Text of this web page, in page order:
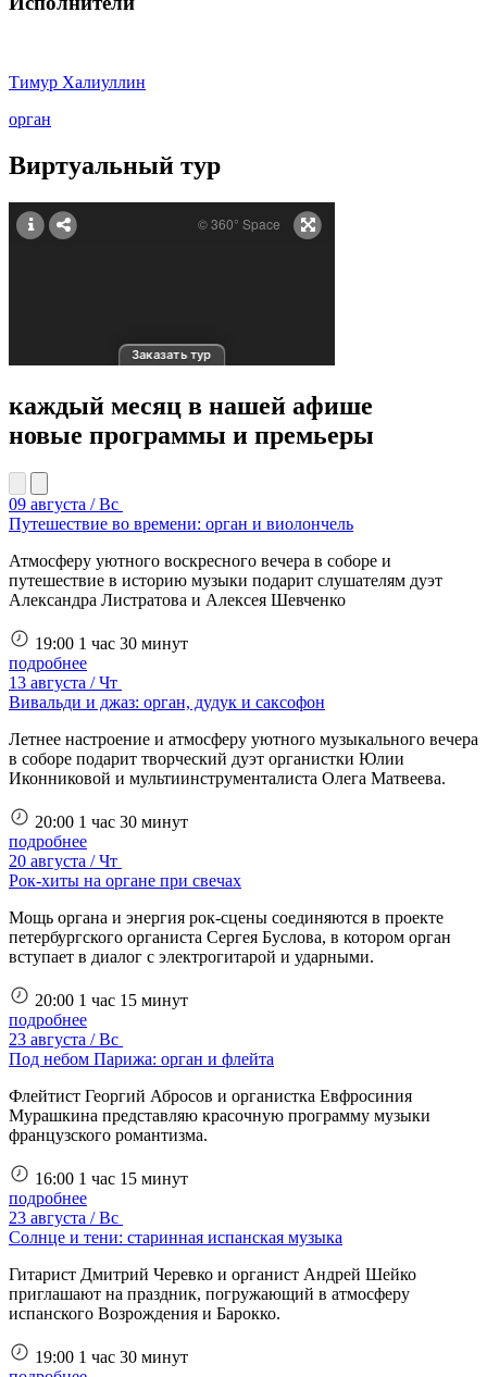
Тимур Халиуллин
орган
Виртуальный тур
каждый месяц в нашей афише
новые программы и премьеры
09 августа / Вс
Путешествие во времени: орган и виолончель
Атмосферу уютного воскресного вечера в соборе и
путешествие в историю музыки подарит слушателям дуэт
Александра Листратова и Алексея Шевченко
19:00 1 час 30 минут
подробнее
13 августа / Чт
Вивальди и джаз: орган, дудук и саксофон
Летнее настроение и атмосферу уютного музыкального вечера
в соборе подарит творческий дуэт органистки Юлии
Иконниковой и мультиинструменталиста Олега Матвеева.
20:00 1 час 30 минут
подробнее
20 августа / Чт
Рок-хиты на органе при свечах
Мощь органа и энергия рок-сцены соединяются в проекте
петербургского органиста Сергея Буслова, в котором орган
вступает в диалог с электрогитарой и ударными.
20:00 1 час 15 минут
подробнее
23 августа / Вс
Под небом Парижа: орган и флейта
Флейтист Георгий Абросов и органистка Евфросиния
Мурашкина представляю красочную программу музыки
французского романтизма.
16:00 1 час 15 минут
подробнее
23 августа / Вс
Солнце и тени: старинная испанская музыка
Гитарист Дмитрий Черевко и органист Андрей Шейко
приглашают на праздник, погружающий в атмосферу
испанского Возрождения и Барокко.
19:00 1 час 30 минут